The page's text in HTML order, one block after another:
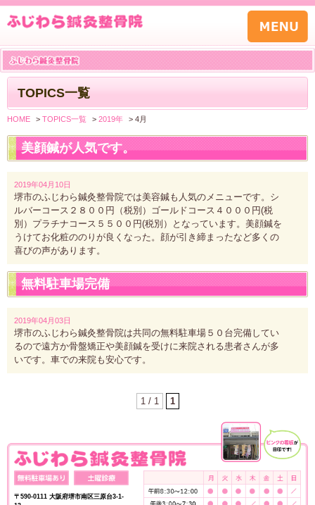
TOPICS一覧
HOME > TOPICS一覧 > 2019年 > 4月
美顔鍼が人気です。
2019年04月10日
堺市のふじわら鍼灸整骨院では美容鍼も人気のメニューです。シ
ルバーコース２８００円（税別）ゴールドコース４０００円(税
別）プラチナコース５５００円(税別）となっています。美顔鍼を
うけてお化粧ののりが良くなった。顔が引き締まったなど多くの
喜びの声があります。
無料駐車場完備
2019年04月03日
堺市のふじわら鍼灸整骨院は共同の無料駐車場５０台完備してい
るので遠方か骨盤矯正や美顔鍼を受けに来院される患者さんが多
いです。車での来院も安心です。
1 / 1 1
〒590-0111 大阪府堺市南区三原台3-1-